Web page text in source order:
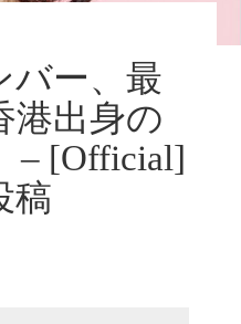
バー、最
港出身の
– [Official]
稿